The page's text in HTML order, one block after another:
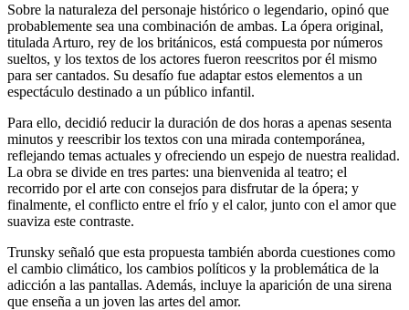
Sobre la naturaleza del personaje histórico o legendario, opinó que
probablemente sea una combinación de ambas. La ópera original,
titulada Arturo, rey de los británicos, está compuesta por números
sueltos, y los textos de los actores fueron reescritos por él mismo
para ser cantados. Su desafío fue adaptar estos elementos a un
espectáculo destinado a un público infantil.
Para ello, decidió reducir la duración de dos horas a apenas sesenta
minutos y reescribir los textos con una mirada contemporánea,
reflejando temas actuales y ofreciendo un espejo de nuestra realidad.
La obra se divide en tres partes: una bienvenida al teatro; el
recorrido por el arte con consejos para disfrutar de la ópera; y
finalmente, el conflicto entre el frío y el calor, junto con el amor que
suaviza este contraste.
Trunsky señaló que esta propuesta también aborda cuestiones como
el cambio climático, los cambios políticos y la problemática de la
adicción a las pantallas. Además, incluye la aparición de una sirena
que enseña a un joven las artes del amor.